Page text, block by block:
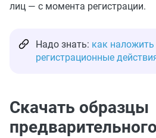
лиц — с момента регистрации.
Надо знать: как наложить
регистрационные
Скачать образцы